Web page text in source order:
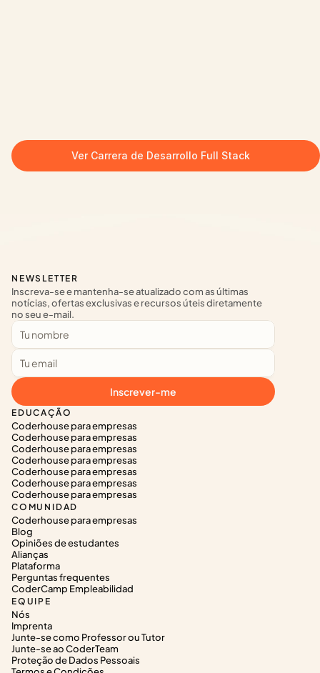
Ver Carrera de Desarrollo Full Stack
EDUCAÇÃO
Coderhouse para empresas
Coderhouse para empresas
Coderhouse para empresas
Coderhouse para empresas
Coderhouse para empresas
Coderhouse para empresas
Coderhouse para empresas
COMUNIDAD
Coderhouse para empresas
Blog
Opiniões de estudantes
Alianças
Plataforma
Perguntas frequentes
CoderCamp Empleabilidad
EQUIPE
Nós
Imprenta
Junte-se como Professor ou Tutor
Junte-se ao CoderTeam
Proteção de Dados Pessoais
NEWSLETTER
Inscreva-se e mantenha-se atualizado com as últimas
notícias, ofertas exclusivas e recursos úteis diretamente
no seu e-mail.
Inscrever-me